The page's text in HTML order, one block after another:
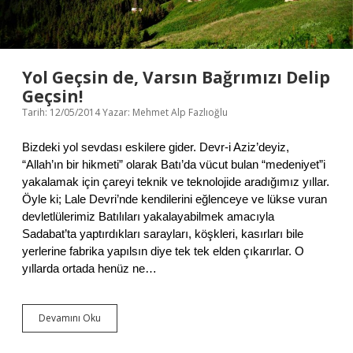
T
Yol Geçsin de, Varsın Bağrımızı Delip
Geçsin!
Tarih: 12/05/2014Yazar: Mehmet Alp Fazlıoğlu
Bizdeki yol sevdası eskilere gider. Devr-i Aziz’deyiz,
“Allah’ın bir hikmeti” olarak Batı’da vücut bulan “medeniyet”i
yakalamak için çareyi teknik ve teknolojide aradığımız yıllar.
Öyle ki; Lale Devri’nde kendilerini eğlenceye ve lükse vuran
devletlülerimiz Batılıları yakalayabilmek amacıyla
Sadabat’ta yaptırdıkları sarayları, köşkleri, kasırları bile
yerlerine fabrika yapılsın diye tek tek elden çıkarırlar. O
yıllarda ortada henüz ne…
Devamını Oku
o